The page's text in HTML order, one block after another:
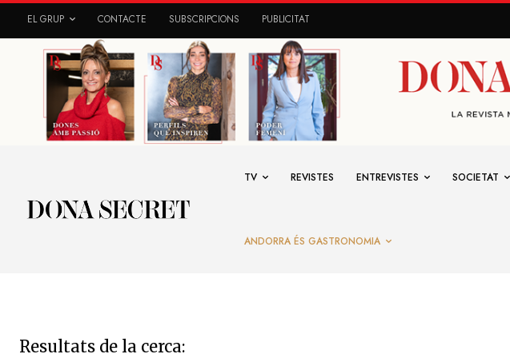
EL GRUP CONTACTE SUBSCRIPCIONS PUBLICITAT
TV REVISTES ENTREVISTES SOCIETAT
ANDORRA ÉS GASTRONOMIA
Resultats de la cerca: